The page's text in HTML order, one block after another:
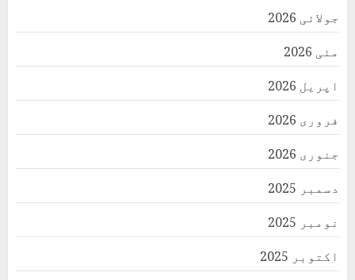
جولائی 2026
مئی 2026
اپریل 2026
فروری 2026
جنوری 2026
دسمبر 2025
نومبر 2025
اکتوبر 2025